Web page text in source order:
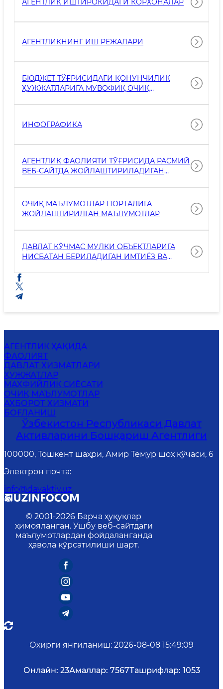
АГЕНТЛИК ИШТИРОКИДАГИ КОРХОНАЛАР
АГЕНТЛИКНИНГ ИШ РЕЖАЛАРИ
БЮДЖЕТ ТЎҒРИСИДАГИ ҚОНУНЧИЛИК
ҲУЖЖАТЛАРИГА МУВОФИҚ ОЧИҚ
ИНФОГРАФИКА
АГЕНТЛИК ФАОЛИЯТИ ТЎҒРИСИДА РАСМИЙ
ВЕБ-САЙТДА ЖОЙЛАШТИРИЛАДИГАН
ОЧИҚ МАЪЛУМОТЛАР ПОРТАЛИГА
ЖОЙЛАШТИРИЛГАН МАЪЛУМОТЛАР
ДАВЛАТ КЎЧМАС МУЛКИ ОБЪЕКТЛАРИГА
НИСБАТАН БЕРИЛАДИГАН ИМТИЁЗ ВА
АГЕНТЛИК ҲАҚИДА
ФАОЛИЯТ
ДАВЛАТ ХИЗМАТЛАРИ
ҲУЖЖАТЛАР
MАХФИЙЛИК СИЁСАТИ
ОЧИҚ МАЪЛУМОТЛАР
АХБОРОТ ХИЗМАТИ
БОҒЛАНИШ
Ўзбекистон Республикаси Давлат
Активларини Бошқариш Агентлиги
100000, Тошкент шаҳри, Амир Темур шоҳ кўчаси, 6
Электрон почта:
info@davaktiv.uz
© 2001-2026 Барча ҳуқуқлар
ҳимояланган. Ушбу веб-сайтдаги
маълумотлардан фойдаланганда
ҳавола кўрсатилиши шарт.
Охирги янгиланиш: 2026-08-08 15:49:09
Онлайн: 23Амаллар: 7567Ташрифлар: 1053